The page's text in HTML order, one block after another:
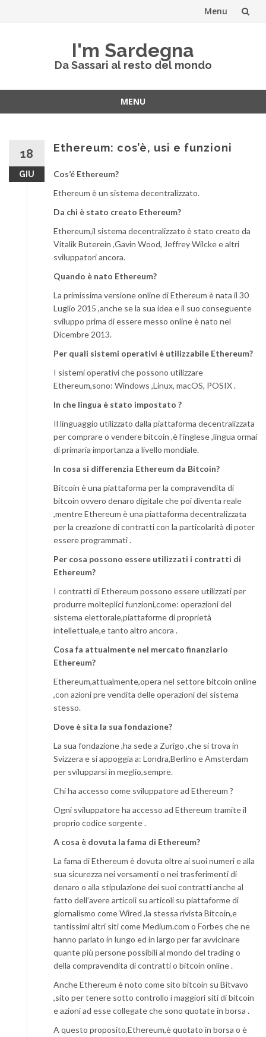
Menu
I'm Sardegna
Da Sassari al resto del mondo
MENU
18
GIU
Ethereum: cos’è, usi e funzioni
Cos’é Ethereum?
Ethereum è un sistema decentralizzato.
Da chi è stato creato Ethereum?
Ethereum,il sistema decentralizzato è stato creato da
Vitalik Buterein ,Gavin Wood, Jeffrey Wilcke e altri
sviluppatori ancora.
Quando è nato Ethereum?
La primissima versione online di Ethereum è nata il 30
Luglio 2015 ,anche se la sua idea e il suo conseguente
sviluppo prima di essere messo online è nato nel
Dicembre 2013.
Per quali sistemi operativi è utilizzabile Ethereum?
I sistemi operativi che possono utilizzare
Ethereum,sono: Windows ,Linux, macOS, POSIX .
In che lingua è stato impostato ?
Il linguaggio utilizzato dalla piattaforma decentralizzata
per comprare o vendere bitcoin ,è l’inglese ,lingua ormai
di primaria importanza a livello mondiale.
In cosa si differenzia Ethereum da Bitcoin?
Bitcoin è una piattaforma per la compravendita di
bitcoin ovvero denaro digitale che poi diventa reale
,mentre Ethereum è una piattaforma decentralizzata
per la creazione di contratti con la particolarità di poter
essere programmati .
Per cosa possono essere utilizzati i contratti di
Ethereum?
I contratti di Ethereum possono essere utilizzati per
produrre molteplici funzioni,come: operazioni del
sistema elettorale,piattaforme di proprietà
intellettuale,e tanto altro ancora .
Cosa fa attualmente nel mercato finanziario
Ethereum?
Ethereum,attualmente,opera nel settore bitcoin online
,con azioni pre vendita delle operazioni del sistema
stesso.
Dove è sita la sua fondazione?
La sua fondazione ,ha sede a Zurigo ,che si trova in
Svizzera e si appoggia a: Londra,Berlino e Amsterdam
per svilupparsi in meglio,sempre.
Chi ha accesso come sviluppatore ad Ethereum ?
Ogni sviluppatore ha accesso ad Ethereum tramite il
proprio codice sorgente .
A cosa è dovuta la fama di Ethereum?
La fama di Ethereum è dovuta oltre ai suoi numeri e alla
sua sicurezza nei versamenti o nei trasferimenti di
denaro o alla stipulazione dei suoi contratti anche al
fatto dell’avere articoli su articoli su piattaforme di
giornalismo come Wired ,la stessa rivista Bitcoin,e
tantissimi altri siti come Medium.com o Forbes che ne
hanno parlato in lungo ed in largo per far avvicinare
quante più persone possibili al mondo del trading o
della compravendita di contratti o bitcoin online .
Anche Ethereum è noto come sito bitcoin su Bitvavo
,sito per tenere sotto controllo i maggiori siti di bitcoin
e azioni ad esse collegate che sono quotate in borsa .
A questo proposito,Ethereum,è quotato in borsa o è